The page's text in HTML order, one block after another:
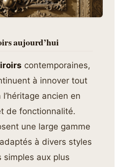
aujourd’hui
contemporaines,
à innover tout
ancien en
de fonctionnalité.
une large gamme
adaptés à divers styles
simples aux plus